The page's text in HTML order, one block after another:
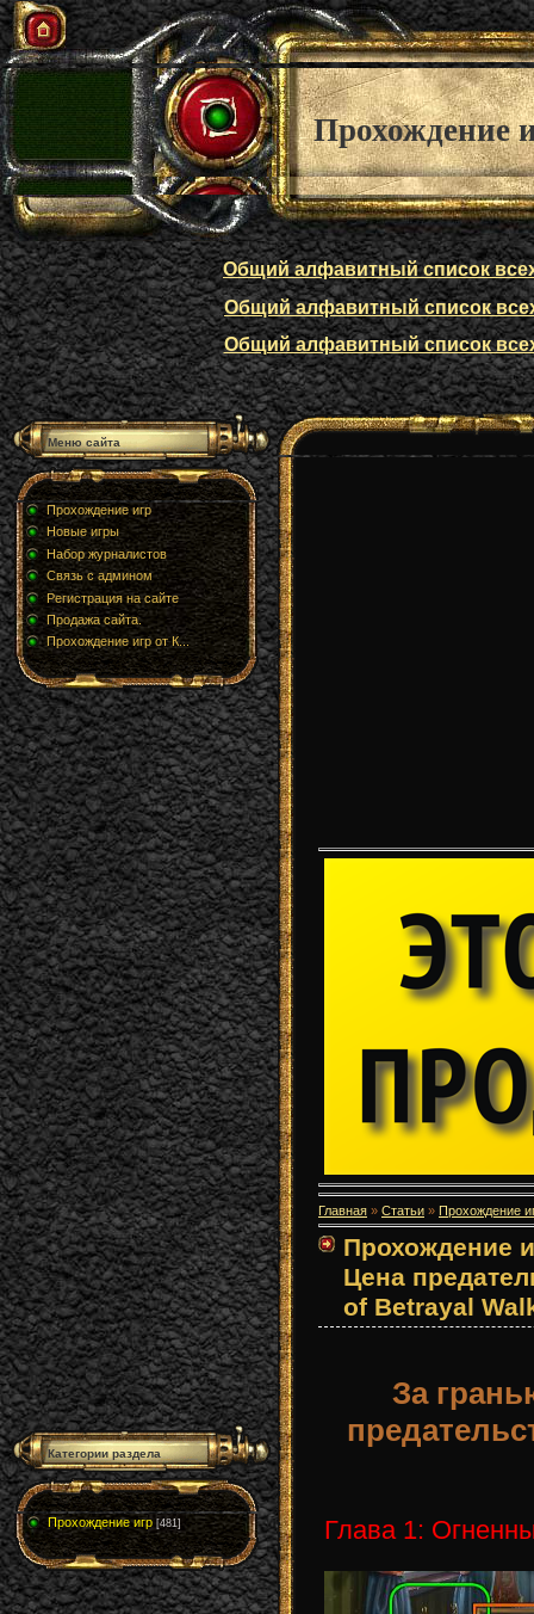
Прохождение
Общий алфавитный список
Общий алфавитный список
Общий алфавитный список
Меню сайта
Прохождение игр
Новые игры
Набор журналистов
Связь с админом
Регистрация на сайте
Продажа сайта.
Прохождение игр от К...
Категории раздела
Прохождение игр [481]
Главная » Статьи » Прохождение
Прохождение
Цена
of Betrayal
За
Глава 1: